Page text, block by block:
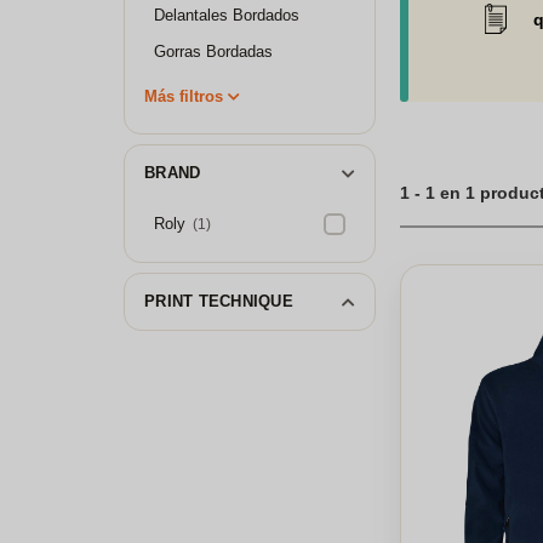
Delantales Bordados
Gorras Bordadas
Más filtros
BRAND
Roly (1)
PRINT TECHNIQUE
cumpla con los
inspirarte en
uniformes o
estilo perfectos,
1 - 1 en 1